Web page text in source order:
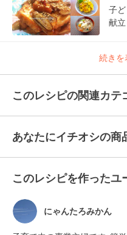
子
献立
続きを
このレシピの関連カテ
あなたにイチオシの商
このレシピを作ったユ
にゃんたろみかん